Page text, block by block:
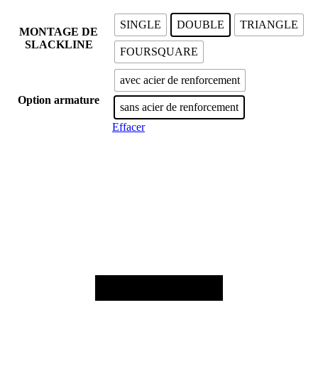
MONTAGE DE
SLACKLINE
SINGLE DOUBLE TRIANGLE
FOURSQUARE
Option armature
avec acier de renforcement
sans acier de renforcement
Effacer